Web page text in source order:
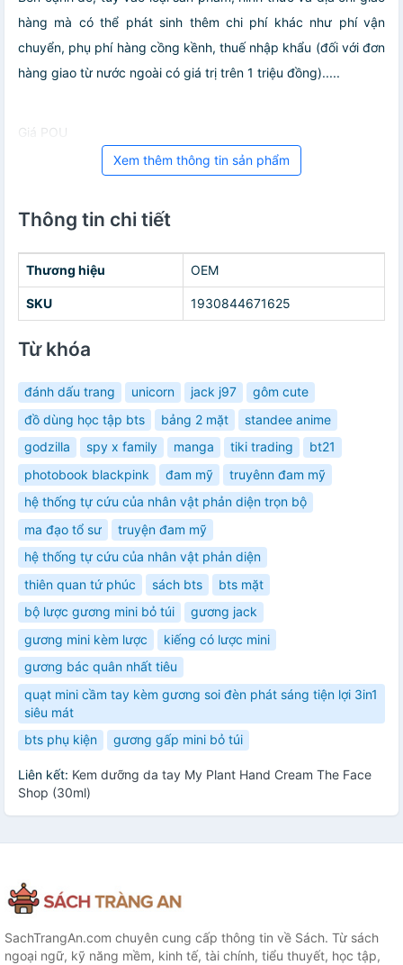
hàng mà có thể phát sinh thêm chi phí khác như phí vận
chuyển, phụ phí hàng cồng kềnh, thuế nhập khẩu (đối với đơn
hàng giao từ nước ngoài có giá trị trên 1 triệu đồng).....
Giá POU
Xem thêm thông tin sản phẩm
Thông tin chi tiết
Thương hiệu OEM
SKU 1930844671625
Từ khóa
đánh dấu trang unicorn jack j97
gôm cute
đồ dùng học tập bts
bảng 2 mặt
standee anime
godzilla
spy x family manga tiki trading
bt21
photobook blackpink
đam mỹ
truyênn đam mỹ
hệ thống tự cứu của nhân vật phản diện trọn bộ
ma đạo tổ sư
truyện đam mỹ
hệ thống tự cứu của nhân vật phản diện
thiên quan tứ phúc
sách bts
bts mặt
bộ lược gương mini bỏ túi
gương jack
gương mini kèm lược
kiếng có lược mini
gương bác quân nhất tiêu
quạt mini cầm tay kèm gương soi đèn phát sáng tiện lợi 3in1
siêu mát
bts phụ kiện
gương gấp mini bỏ túi
Liên kết: Kem dưỡng da tay My Plant Hand Cream The Face
Shop (30ml)
SachTrangAn.com chuyên cung cấp thông tin về Sách. Từ sách
ngoại ngữ, kỹ năng mềm, kinh tế, tài chính, tiểu thuyết, học tập,